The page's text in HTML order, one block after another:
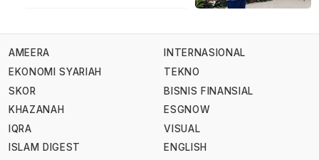
AMEERA
EKONOMI SYARIAH
SKOR
KHAZANAH
IQRA
ISLAM DIGEST
INTERNASIONAL
TEKNO
BISNIS FINANSIAL
ESGNOW
VISUAL
ENGLISH